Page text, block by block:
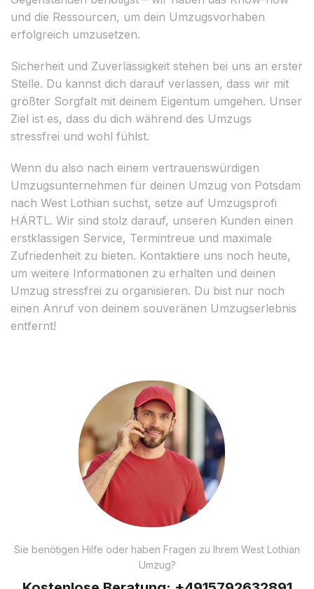
und die Ressourcen, um dein Umzugsvorhaben
erfolgreich umzusetzen.
Sicherheit und Zuverlässigkeit stehen bei uns an erster
Stelle. Du kannst dich darauf verlassen, dass wir mit
größter Sorgfalt mit deinem Eigentum umgehen. Unser
Ziel ist es, dass du dich während des Umzugs
stressfrei und wohl fühlst.
Wenn du also nach einem vertrauenswürdigen
Umzugsunternehmen für deinen Umzug von Potsdam
nach West Lothian suchst, setze auf Umzugsprofi
HÄRTL. Wir sind stolz darauf, unseren Kunden einen
erstklassigen Service, Termintreue und maximale
Zufriedenheit zu bieten. Kontaktiere uns noch heute,
um weitere Informationen zu erhalten und deinen
Umzug stressfrei zu organisieren. Du bist nur noch
einen Anruf von deinem souveränen Umzugserlebnis
entfernt!
Sie benötigen Hilfe oder haben Fragen zu Ihrem West Lothian
Umzug?